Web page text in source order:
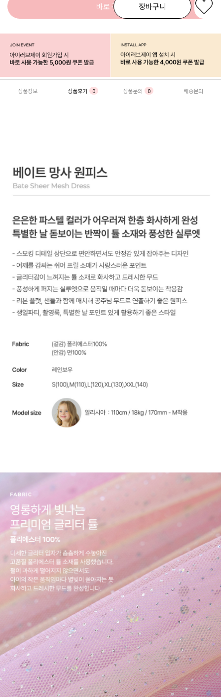
장바구니
바로 구매
상품정보 상품후기 0 상품문의 0 배송문의